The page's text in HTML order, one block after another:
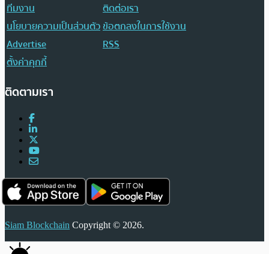
ทีมงาน
ติดต่อเรา
นโยบายความเป็นส่วนตัวข้อตกลงในการใช้งาน
Advertise
RSS
ตั้งค่าคุกกี้
ติดตามเรา
Siam Blockchain Copyright © 2026.